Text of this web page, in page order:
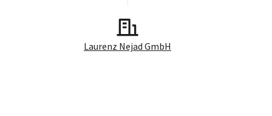
Laurenz Nejad GmbH